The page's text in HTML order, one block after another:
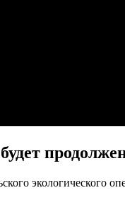
экологического